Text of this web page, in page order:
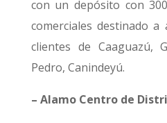
con un depósito con
comerciales destinado
clientes de Caaguazú,
Pedro, Canindeyú.
– Alamo Centro de